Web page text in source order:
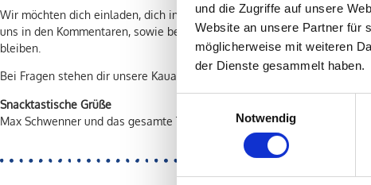
und die Zugriffe auf unsere
Website an unsere Partner für
möglicherweise mit weiteren
der Dienste gesammelt haben.
Notwendig
Wir möchten dich einladen, dich in unserem Kauartikel Blog umzusehen
uns in den Kommentaren, sowie bei Instagram und Facebook in
bleiben.
Bei Fragen stehen dir unsere Kauartikel Experten gerne zur Seite.
Snacktastische Grüße
Max Schwenner und das gesamte Tiernahrung Schwenner Team